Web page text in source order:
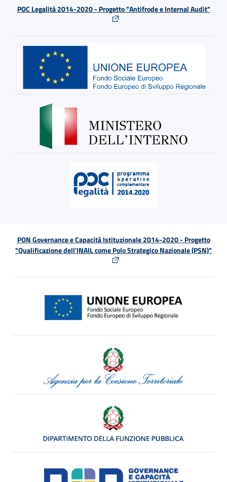
POC Legalità 2014-2020 - Progetto "Antifrode e Internal Audit"
PON Governance e Capacità Istituzionale 2014-2020 - Progetto
"Qualificazione dell'INAIL come Polo Strategico Nazionale (PSN)"